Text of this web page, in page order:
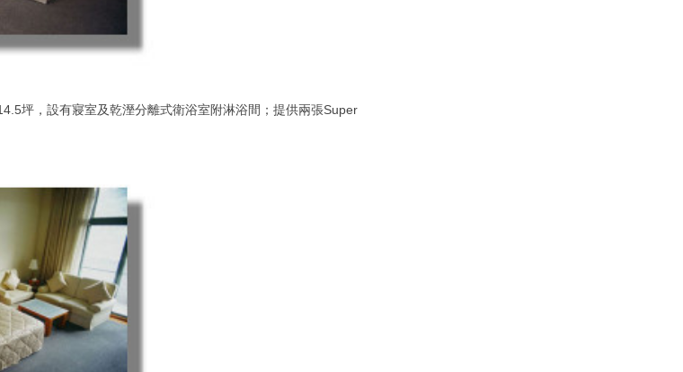
坪，設有寢室及乾溼分離式衛浴室附淋浴間；提供兩張Super